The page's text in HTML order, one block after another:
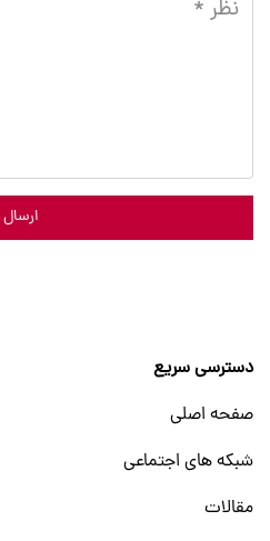
ارسال
دسترسی سریع
صفحه اصلی
شبکه های اجتماعی
مقالات